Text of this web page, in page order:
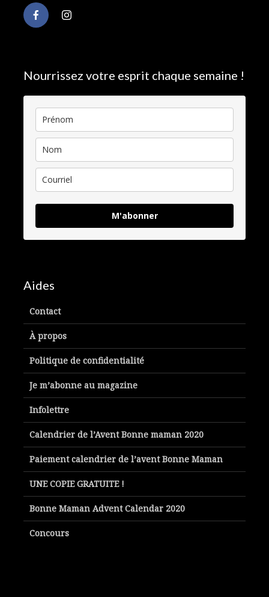
Nourrissez votre esprit chaque semaine !
M'abonner
Aides
Contact
À propos
Politique de confidentialité
Je m’abonne au magazine
Infolettre
Calendrier de l’Avent Bonne maman 2020
Paiement calendrier de l’avent Bonne Maman
UNE COPIE GRATUITE !
Bonne Maman Advent Calendar 2020
Concours